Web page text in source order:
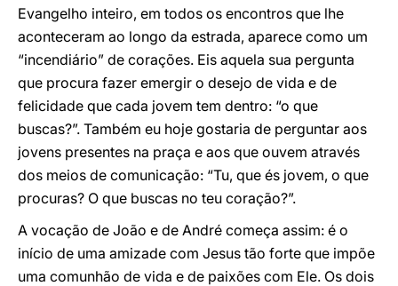
Evangelho inteiro, em todos os encontros que lhe
aconteceram ao longo da estrada, aparece como um
“incendiário” de corações. Eis aquela sua pergunta
que procura fazer emergir o desejo de vida e de
felicidade que cada jovem tem dentro: “o que
buscas?”. Também eu hoje gostaria de perguntar aos
jovens presentes na praça e aos que ouvem através
dos meios de comunicação: “Tu, que és jovem, o que
procuras? O que buscas no teu coração?”.
A vocação de João e de André começa assim: é o
início de uma amizade com Jesus tão forte que impõe
uma comunhão de vida e de paixões com Ele. Os dois